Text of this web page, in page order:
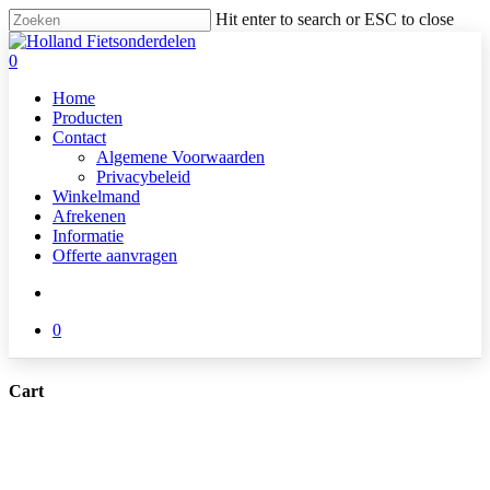
Skip
to
main
Hit enter to search or ESC to close
Close
Search
search
0
Home
Producten
Contact
Algemene Voorwaarden
Privacybeleid
Winkelmand
Afrekenen
Informatie
Offerte aanvragen
0
Cart